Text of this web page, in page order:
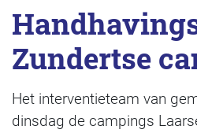
Zundertse
Het interventieteam van
dinsdag de campings